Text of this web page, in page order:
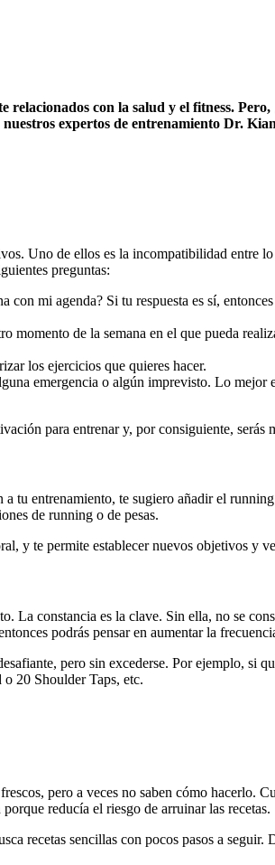
con la salud y el fitness.
expertos de entrenamiento Dr.
Uno de ellos es la incompatibilidad entre
preguntas:
con mi agenda? Si tu respuesta es sí,
momento de la semana en el que pueda
los ejercicios que quieres hacer.
emergencia o algún imprevisto. Lo
para entrenar y, por consiguiente, serás
tu entrenamiento, te sugiero añadir el
de running o de pesas.
y te permite establecer nuevos objetivos y
La constancia es la clave. Sin ella, no se
podrás pensar en aumentar la
pero sin excederse. Por ejemplo, si
20 Shoulder Taps, etc.
pero a veces no saben cómo hacerlo.
reducía el riesgo de arruinar las recetas.
recetas sencillas con pocos pasos a